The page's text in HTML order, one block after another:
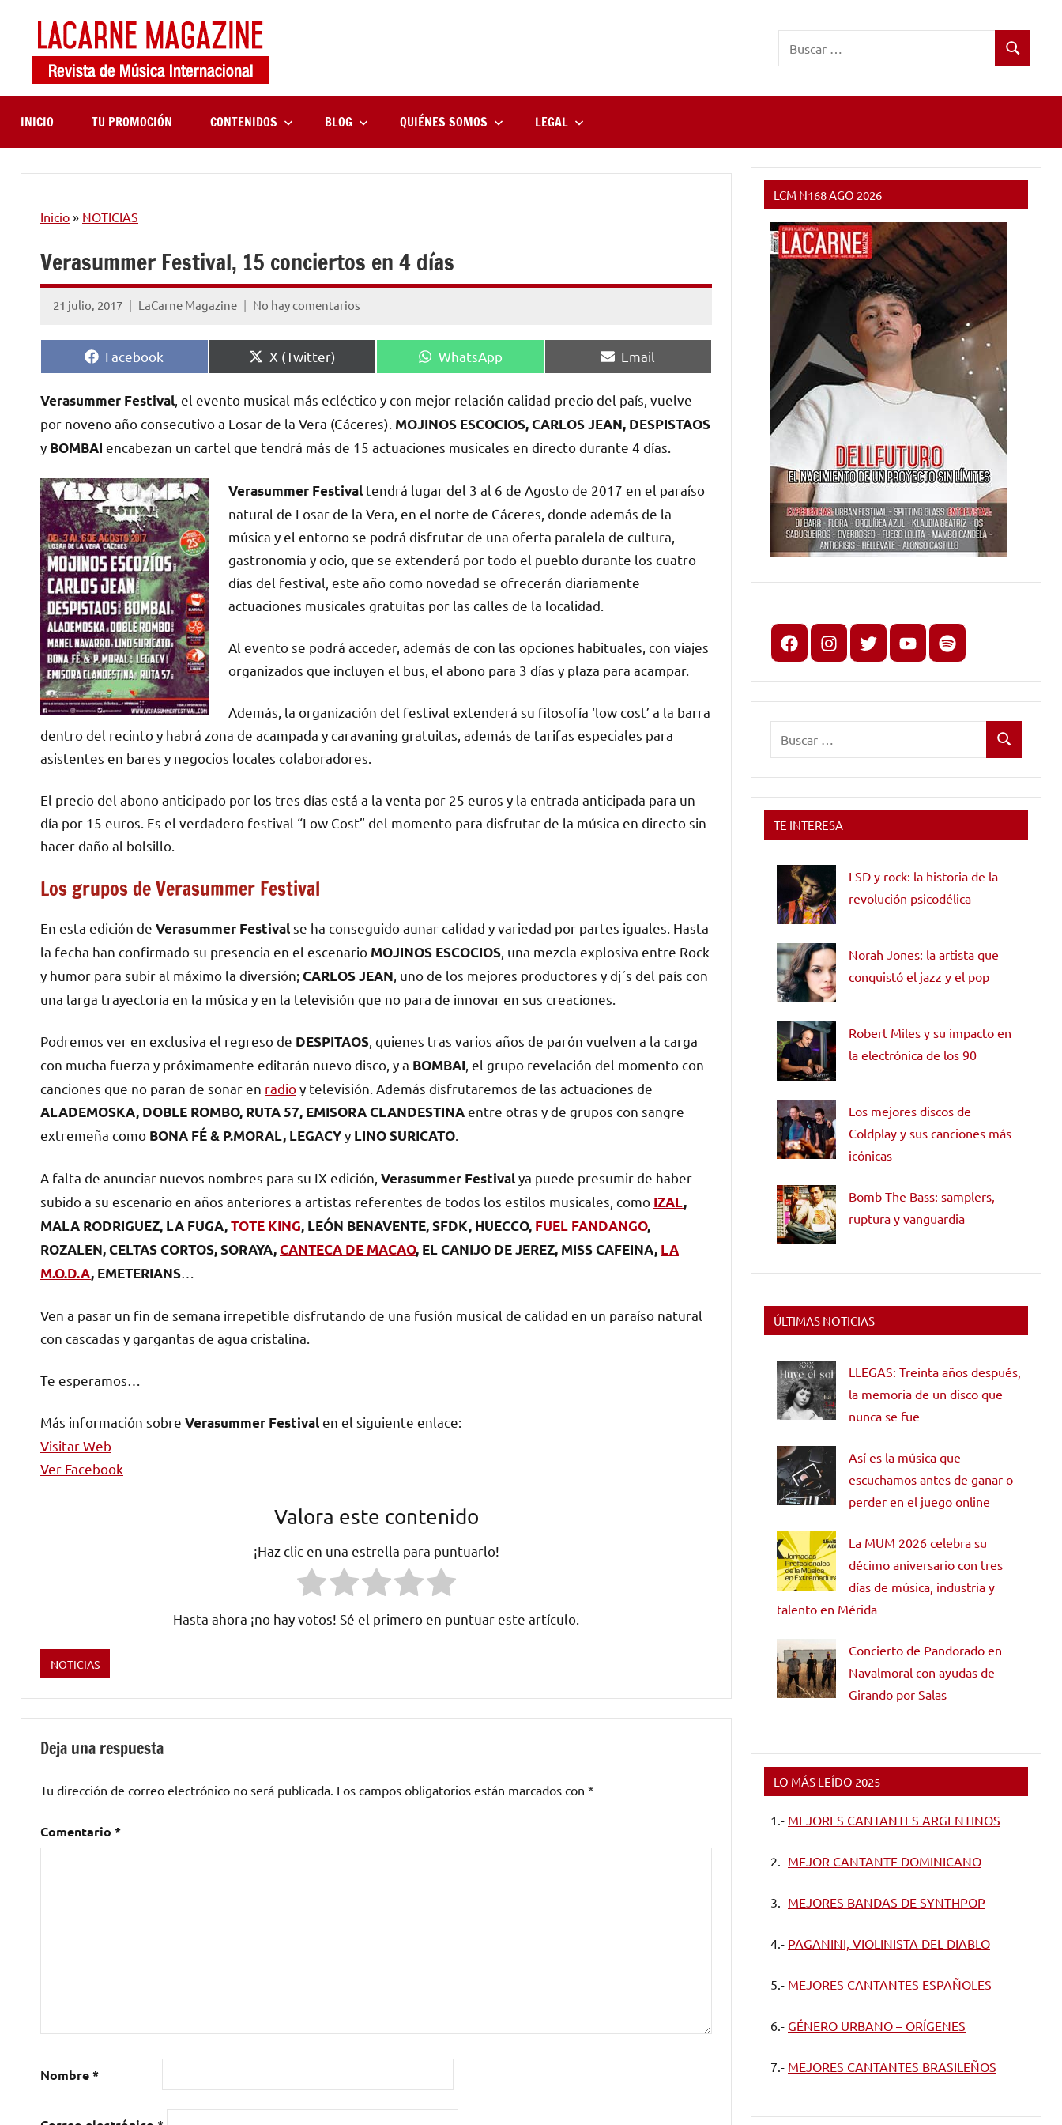
contenido
Magazine
música
internacional
Buscar
INICIO TU PROMOCIÓN CONTENIDOS BLOG QUIÉNES SOMOS LEGAL
Inicio » NOTICIAS
Verasummer Festival, 15 conciertos en 4 días
21 julio, 2017 LaCarne Magazine No hay comentarios
Compartir
en
Facebook
Compartir
en
X (Twitter)
Compartir
en
WhatsApp
Compartir
en
Email
Verasummer Festival , el evento musical más ecléctico y con mejor relación calidad-precio del país, vuelve
por noveno año consecutivo a Losar de la Vera (Cáceres). MOJINOS ESCOCIOS, CARLOS JEAN, DESPISTAOS
y BOMBAI encabezan un cartel que tendrá más de 15 actuaciones musicales en directo durante 4 días.
Verasummer Festival tendrá lugar del 3 al 6 de Agosto de 2017 en el paraíso
natural de Losar de la Vera, en el norte de Cáceres, donde además de la
música y el entorno se podrá disfrutar de una oferta paralela de cultura,
gastronomía y ocio, que se extenderá por todo el pueblo durante los cuatro
días del festival, este año como novedad se ofrecerán diariamente
actuaciones musicales gratuitas por las calles de la localidad.
Al evento se podrá acceder, además de con las opciones habituales, con viajes
organizados que incluyen el bus, el abono para 3 días y plaza para acampar.
Además, la organización del festival extenderá su filosofía ‘low cost’ a la barra
dentro del recinto y habrá zona de acampada y caravaning gratuitas, además de tarifas especiales para
asistentes en bares y negocios locales colaboradores.
El precio del abono anticipado por los tres días está a la venta por 25 euros y la entrada anticipada para un
día por 15 euros. Es el verdadero festival “Low Cost” del momento para disfrutar de la música en directo sin
hacer daño al bolsillo.
Los grupos de Verasummer Festival
En esta edición de Verasummer Festivalse ha conseguido aunar calidad y variedad por partes iguales. Hasta
la fecha han confirmado su presencia en el escenario MOJINOS ESCOCIOS , una mezcla explosiva entre Rock
y humor para subir al máximo la diversión; CARLOS JEAN , uno de los mejores productores y dj´s del país con
una larga trayectoria en la música y en la televisión que no para de innovar en sus creaciones.
Podremos ver en exclusiva el regreso de DESPITAOS , quienes tras varios años de parón vuelven a la carga
con mucha fuerza y próximamente editarán nuevo disco, y a BOMBAI , el grupo revelación del momento con
canciones que no paran de sonar en radioy televisión. Además disfrutaremos de las actuaciones de
ALADEMOSKA, DOBLE ROMBO, RUTA 57, EMISORA CLANDESTINAentre otras y de grupos con sangre
extremeña como BONA FÉ & P.MORAL, LEGACYy LINO SURICATO
A falta de anunciar nuevos nombres para su IX edición, Verasummer Festivalya puede presumir de haber
subido a su escenario en años anteriores a artistas referentes de todos los estilos musicales, como IZAL,
MALA RODRIGUEZ, LA FUGA,TOTE KING, LEÓN BENAVENTE, SFDK, HUECCO, FUEL FANDANGO,
ROZALEN, CELTAS CORTOS, SORAYA,CANTECA DE MACAO, EL CANIJO DE JEREZ, MISS CAFEINA, LA
M.O.D.A, EMETERIANS
Ven a pasar un fin de semana irrepetible disfrutando de una fusión musical de calidad en un paraíso natural
con cascadas y gargantas de agua cristalina.
Te esperamos…
Más información sobre Verasummer Festivalen el siguiente enlace:
Visitar Web
Ver Facebook
Valora este contenido
¡Haz clic en una estrella para puntuarlo!
Hasta ahora ¡no hay votos! Sé el primero en puntuar este artículo.
Etiquetado
Carlos
Despistaos,
ROMBO,
Festival
NOTICIAS
Deja una respuesta
Tu dirección de correo electrónico no será publicada. Los campos obligatorios están marcados con *
Comentario *
Nombre*
LCM N168 AGO 2026
FacebookInstagram
X youtubespotify
Buscar
TE INTERESA
LSD y rock: la historia de la
revolución psicodélica
Norah Jones: la artista que
conquistó el jazz y el pop
Robert Miles y su impacto en
la electrónica de los 90
Los mejores discos de
Coldplay y sus canciones más
icónicas
Bomb The Bass: samplers,
ruptura y vanguardia
ÚLTIMAS NOTICIAS
LLEGAS: Treinta años después,
la memoria de un disco que
nunca se fue
Así es la música que
escuchamos antes de ganar o
perder en el juego online
La MUM 2026 celebra su
décimo aniversario con tres
días de música, industria y
talento en Mérida
Concierto de Pandorado en
Navalmoral con ayudas de
Girando por Salas
LO MÁS LEÍDO 2025
1.- MEJORES CANTANTES ARGENTINOS
2.- MEJOR CANTANTE DOMINICANO
3.- MEJORES BANDAS DE SYNTHPOP
4.- PAGANINI, VIOLINISTA DEL DIABLO
5.- MEJORES CANTANTES ESPAÑOLES
6.- GÉNERO URBANO – ORÍGENES
7.- MEJORES CANTANTES BRASILEÑOS